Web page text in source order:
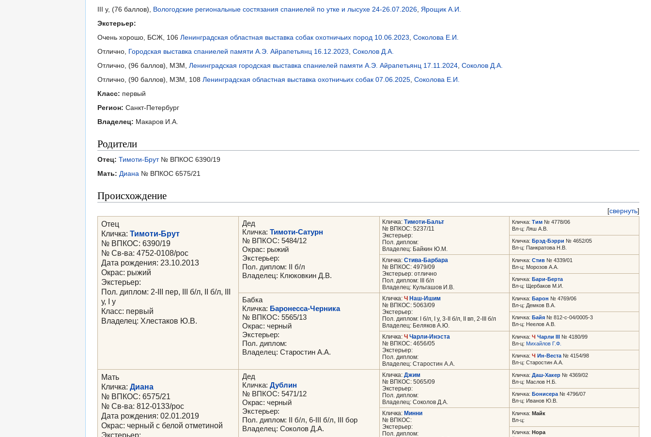
III у, (76 баллов), Вологодские региональные состязания спаниелей по утке и лысухе 24-26.07.2026, Ярощик А.И.
Экстерьер:
Очень хорошо, БСЖ, 106 Ленинградская областная выставка собак охотничьих пород 10.06.2023, Соколова Е.И.
Отлично, Городская выставка спаниелей памяти А.Э. Айрапетьянц 16.12.2023, Соколов Д.А.
Отлично, (96 баллов), МЗМ, Ленинградская городская выставка спаниелей памяти А.Э. Айрапетьянц 17.11.2024, Соколов Д.А.
Отлично, (90 баллов), МЗМ, 108 Ленинградская областная выставка охотничьих собак 07.06.2025, Соколова Е.И.
Класс: первый
Регион: Санкт-Петербург
Владелец: Макаров И.А.
Родители
Отец: Тимоти-Брут№ ВПКОС 6390/19
Мать: Диана № ВПКОС 6575/21
Происхождение
[свернуть]
Отец
Кличка: Тимоти-Брут
№ ВПКОС: 6390/19
№ Св-ва: 4752-0108/рос
Дата рождения: 23.10.2013
Окрас: рыжий
Экстерьер:
Пол. диплом: 2-III пер, III б/л, II б/л, III
у, I у
Класс: первый
Владелец: Хлестаков Ю.В.
Дед
Кличка: Тимоти-Сатурн
№ ВПКОС: 5484/12
Окрас: рыжий
Экстерьер:
Пол. диплом: II б/л
Владелец: Клюковкин Д.В.
Кличка: Тимоти-Бальт
№ ВПКОС: 5237/11
Экстерьер:
Пол. диплом:
Владелец: Байкин Ю.М.
Кличка: Тим № 4778/06
Вл-ц: Ляш А.В.
Кличка: Брэд-Бэрри № 4652/05
Вл-ц: Панкратова Н.В.
Кличка: Стива-Барбара
№ ВПКОС: 4979/09
Экстерьер: отлично
Пол. диплом: III б/л
Владелец: Кульгашов И.В.
Кличка: Стив № 4339/01
Вл-ц: Морозов А.А.
Кличка: Бари-Берта
Вл-ц: Щербаков М.И.
Бабка
Кличка: Баронесса-Черника
№ ВПКОС: 5565/13
Окрас: черный
Экстерьер:
Пол. диплом:
Владелец: Старостин А.А.
Кличка: Ч Наш-Ишим
№ ВПКОС: 5063/09
Экстерьер:
Пол. диплом: I б/л, I у, 3-II б/л, II вп, 2-III б/л
Владелец: Беляков А.Ю.
Кличка: Барон № 4769/06
Вл-ц: Демков В.А.
Кличка: Байя № 812-c-04/0005-3
Вл-ц: Неелов А.В.
Кличка: Ч Чарли-Инэста
№ ВПКОС: 4656/05
Экстерьер:
Пол. диплом:
Владелец: Старостин А.А.
Кличка: Ч Чарли III № 4180/99
Вл-ц: Михайлов Г.Ф.
Кличка: Ч Ин-Веста № 4154/98
Вл-ц: Старостин А.А.
Мать
Кличка: Диана
№ ВПКОС: 6575/21
№ Св-ва: 812-0133/рос
Дата рождения: 02.01.2019
Окрас: черный с белой отметиной
Экстерьер:
Дед
Кличка: Дублин
№ ВПКОС: 5471/12
Окрас: черный
Экстерьер:
Пол. диплом: II б/л, 6-III б/л, III бор
Владелец: Соколов Д.А.
Кличка: Джим
№ ВПКОС: 5065/09
Экстерьер:
Пол. диплом:
Владелец: Соколов Д.А.
Кличка: Даш-Хакер № 4369/02
Вл-ц: Маслов Н.Б.
Кличка: Бонисера № 4796/07
Вл-ц: Иванов Ю.В.
Кличка: Минни
№ ВПКОС:
Экстерьер:
Пол. диплом:
Кличка: Майк
Вл-ц:
Кличка: Нора